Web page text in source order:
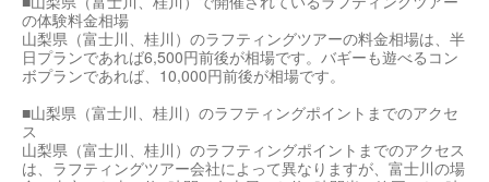
の体験料金相場
山梨県（富士川、桂川）のラフティングツアーの料金相場は、半
日プランであれば6,500円前後が相場です。バギーも遊べるコン
ボプランであれば、10,000円前後が相場です。
■山梨県（富士川、桂川）のラフティングポイントまでのアクセ
ス
山梨県（富士川、桂川）のラフティングポイントまでのアクセス
は、ラフティングツアー会社によって異なりますが、富士川の場